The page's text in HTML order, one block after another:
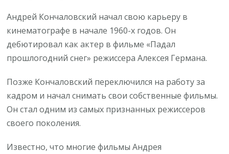
Андрей Кончаловский начал свою карьеру в
кинематографе в начале 1960-х годов. Он
дебютировал как актер в фильме «Падал
прошлогодний снег» режиссера Алексея Германа.
Позже Кончаловский переключился на работу за
кадром и начал снимать свои собственные фильмы.
Он стал одним из самых признанных режиссеров
своего поколения.
Известно, что многие фильмы Андрея